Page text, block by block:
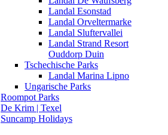
Landal Esonstad
Landal Orveltermarke
Landal Sluftervallei
Landal Strand Resort
Ouddorp Duin
Tschechische Parks
Landal Marina Lipno
Ungarische Parks
Roompot Parks
De Krim | Texel
Suncamp Holidays